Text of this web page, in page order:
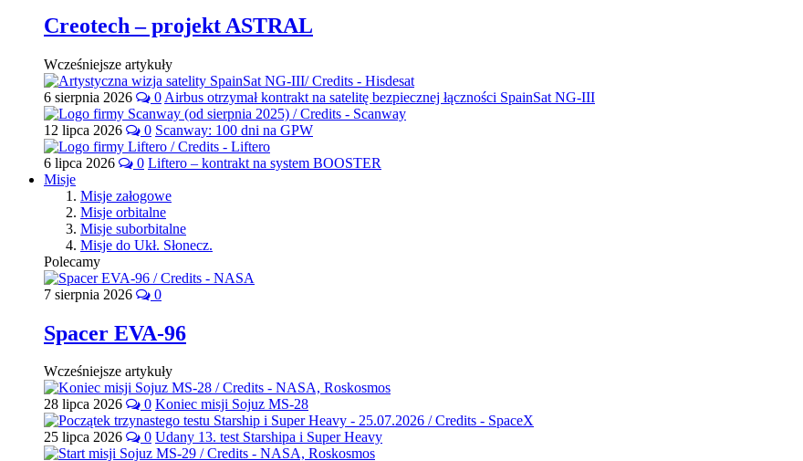
Creotech – projekt ASTRAL
Wcześniejsze artykuły
6 sierpnia 2026 0 Airbus otrzymał kontrakt na satelitę bezpiecznej łączności SpainSat NG-III
12 lipca 2026 0 Scanway: 100 dni na GPW
6 lipca 2026 0 Liftero – kontrakt na system BOOSTER
Misje
Misje załogowe
Misje orbitalne
Misje suborbitalne
Misje do Ukł. Słonecz.
Polecamy
7 sierpnia 2026 0
Spacer EVA-96
Wcześniejsze artykuły
28 lipca 2026 0 Koniec misji Sojuz MS-28
25 lipca 2026 0 Udany 13. test Starshipa i Super Heavy